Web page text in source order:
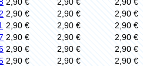
2,90 € 2,90 €
2,90 €
2,90 € 2,90 €
2,90 €
2,90 € 2,90 €
2,90 €
2,90 € 2,90 €
2,90 €
2,90 € 2,90 €
2,90 €